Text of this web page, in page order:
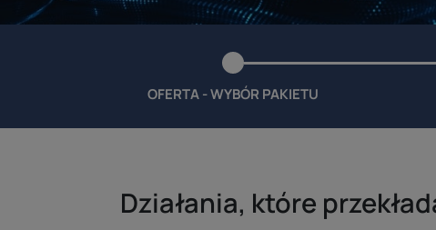
OFERTA -WYBÓR PAKIETU
Działania, które